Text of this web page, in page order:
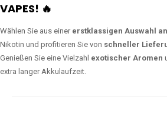
VAPES! 🔥
Wählen Sie aus einer erstklassigen Auswahl
Nikotin und profitieren Sie von schneller
Genießen Sie eine Vielzahl exotischer Aromen
extra langer Akkulaufzeit.